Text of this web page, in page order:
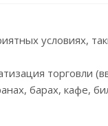
условиях,
торговли
барах, кафе,